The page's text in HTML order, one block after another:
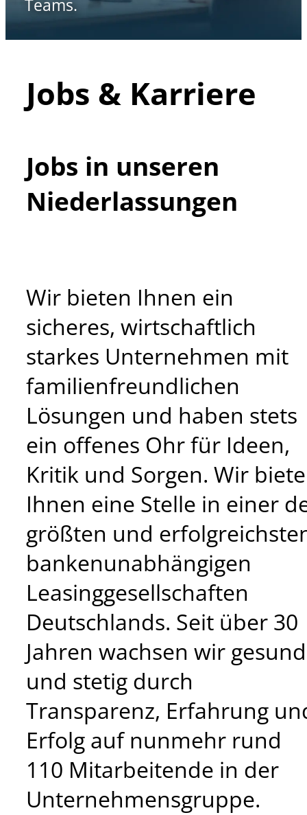
Teams.
Jobs & Karriere
Jobs in unseren
Niederlassungen
Wir bieten Ihnen ein
sicheres, wirtschaftlich
starkes Unternehmen mit
familienfreundlichen
Lösungen und haben stets
ein offenes Ohr für Ideen,
Kritik und Sorgen. Wir
Ihnen eine Stelle in einer
größten und
bankenunabhängigen
Leasinggesellschaften
Deutschlands. Seit über 30
Jahren wachsen wir gesund
und stetig durch
Transparenz, Erfahrung
Erfolg auf nunmehr rund
110 Mitarbeitende in der
Unternehmensgruppe.